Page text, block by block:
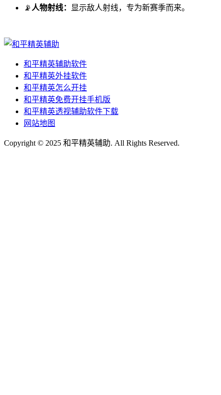
📡 人物射线： 显示敌人射线，专为新赛季而来。
和平精英辅助软件
和平精英外挂软件
和平精英怎么开挂
和平精英免费开挂手机版
和平精英透视辅助软件下载
网站地图
Copyright © 2025 和平精英辅助. All Rights Reserved.